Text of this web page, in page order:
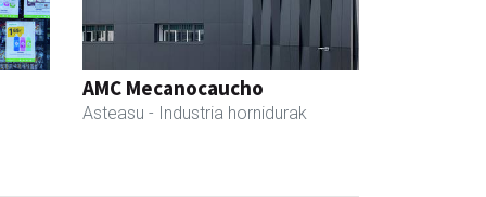
AMC Mecanocaucho
Asteasu - Industria hornidurak